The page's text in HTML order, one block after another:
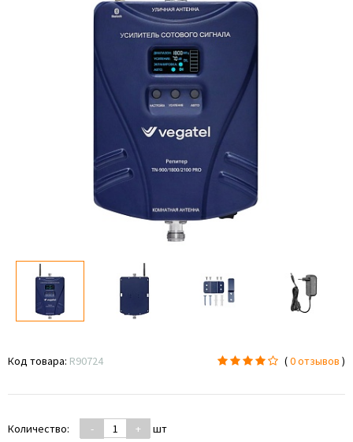
Код товара: R90724 (0 отзывов )
Количество: - + шт